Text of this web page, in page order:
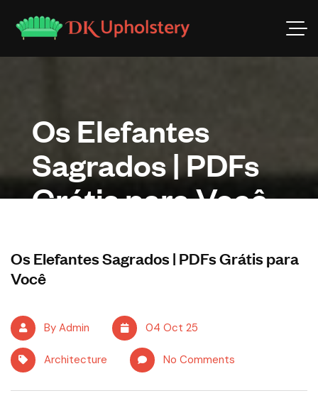
Os Elefantes
Sagrados | PDFs
Grátis para Você
Os Elefantes Sagrados | PDFs Grátis para
Você
By Admin 04 Oct 25
Architecture No Comments